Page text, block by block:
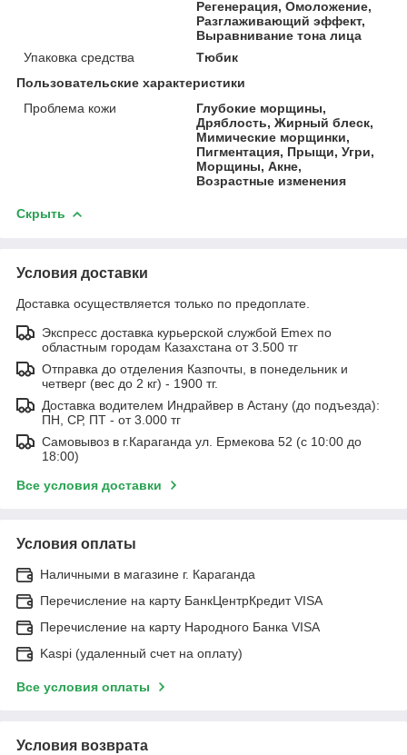
Регенерация, Омоложение,
Разглаживающий эффект,
Выравнивание тона лица
Упаковка средства
Тюбик
Пользовательские характеристики
Проблема кожи
Глубокие морщины,
Дряблость, Жирный блеск,
Мимические морщинки,
Пигментация, Прыщи, Угри,
Морщины, Акне,
Возрастные изменения
Скрыть
Условия доставки
Доставка осуществляется только по предоплате.
Экспресс доставка курьерской службой Emex по
областным городам Казахстана от 3.500 тг
Отправка до отделения Казпочты, в понедельник и
четверг (вес до 2 кг) - 1900 тг.
Доставка водителем Индрайвер в Астану (до подъезда):
ПН, СР, ПТ - от 3.000 тг
Самовывоз в г.Караганда ул. Ермекова 52 (с 10:00 до
18:00)
Все условия доставки
Условия оплаты
Наличными в магазине г. Караганда
Перечисление на карту БанкЦентрКредит VISA
Перечисление на карту Народного Банка VISA
Kaspi (удаленный счет на оплату)
Все условия оплаты
Условия возврата